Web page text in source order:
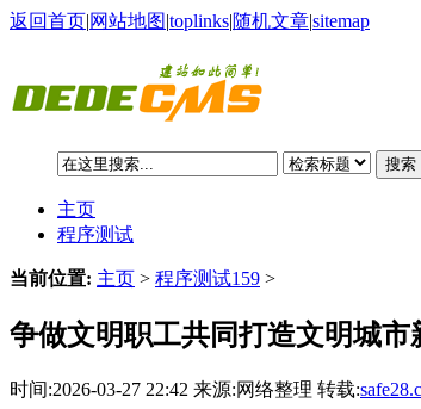
返回首页|网站地图|toplinks|随机文章|sitemap
搜索
主页
程序测试
当前位置: 主页 > 程序测试159 >
争做文明职工共同打造文明城市
时间:2026-03-27 22:42 来源:网络整理 转载: